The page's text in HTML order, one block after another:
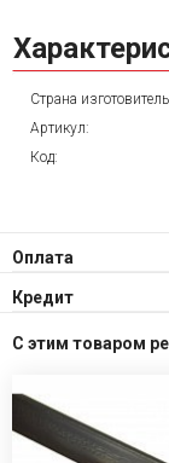
Страна
Артикул:
Код:
Оплата
Кредит
С этим товаром